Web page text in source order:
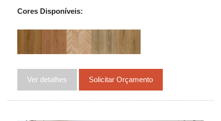
Cores Disponíveis:
Ver detalhes Solicitar Orçamento